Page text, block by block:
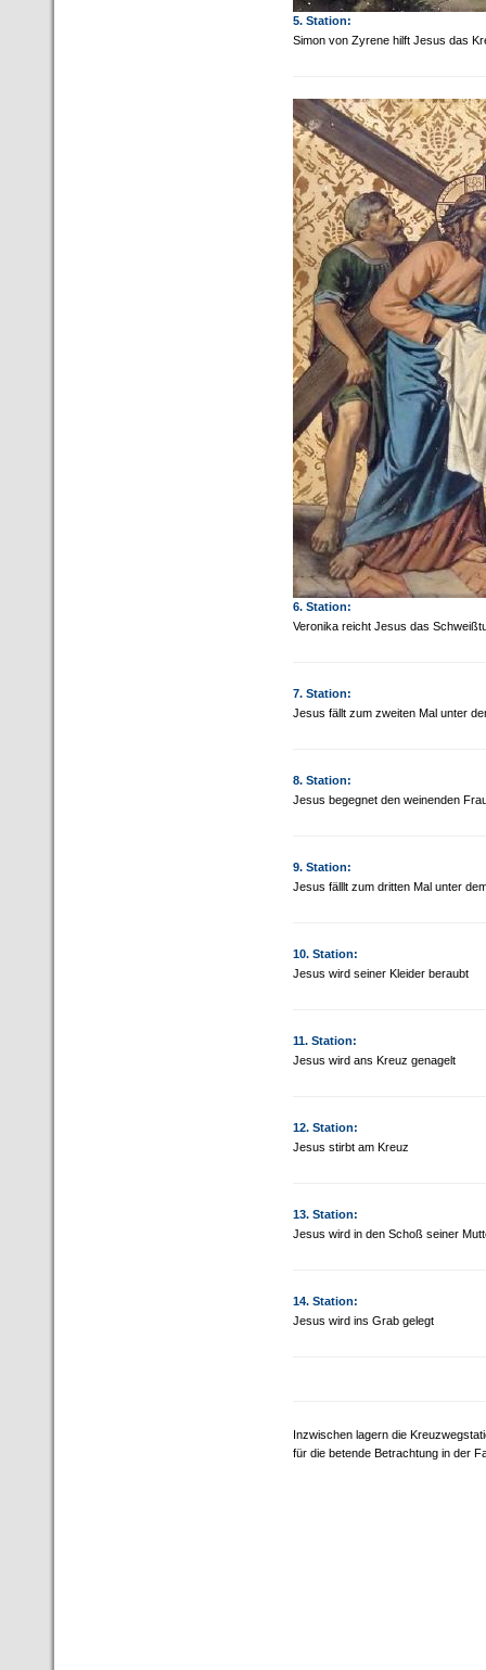
5. Station:
Simon von Zyrene hilft Jesus das
6. Station:
Veronika reicht Jesus das
7. Station:
Jesus fällt zum zweiten Mal unter
8. Station:
Jesus begegnet den weinenden
9. Station:
Jesus fälllt zum dritten Mal unter
10. Station:
Jesus wird seiner Kleider beraubt
11. Station:
Jesus wird ans Kreuz genagelt
12. Station:
Jesus stirbt am Kreuz
13. Station:
Jesus wird in den Schoß seiner
14. Station:
Jesus wird ins Grab gelegt
Inzwischen lagern die
für die betende Betrachtung in der